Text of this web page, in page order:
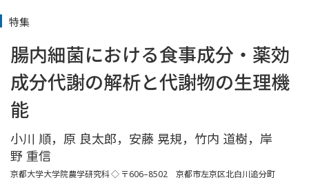
特集
腸内細菌における食事成分・薬効
成分代謝の解析と代謝物の生理機
能
小川 順，原 良太郎，安藤 晃規，竹内 道樹，岸
野 重信
京都大学大学院農学研究科◇ 〒606–8502 京都市左京区北白川追分町